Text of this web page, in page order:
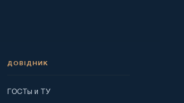
ДОВІДНИК
ГОСТы и ТУ